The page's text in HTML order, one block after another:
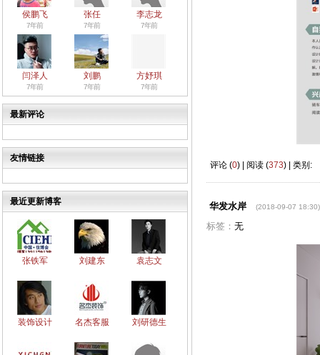
侯鹏飞
7年前
张任
7年前
李志龙
7年前
闫泽人
7年前
刘鹏
7年前
方妤琪
7年前
最新评论
友情链接
最近更新博客
张铁军 刘建东 袁志文
装饰设计 名杰客服 刘研德生
评论 (0) | 阅读 (373) | 类别:
华发水岸 (2018-09-07 18:30)
标签： 无